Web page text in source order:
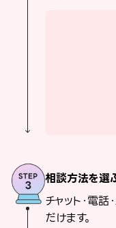
相談方法を選
チャット・電
だけます。